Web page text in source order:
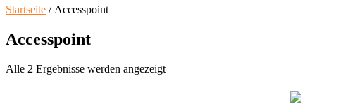
Startseite / Accesspoint
Accesspoint
Alle 2 Ergebnisse werden angezeigt